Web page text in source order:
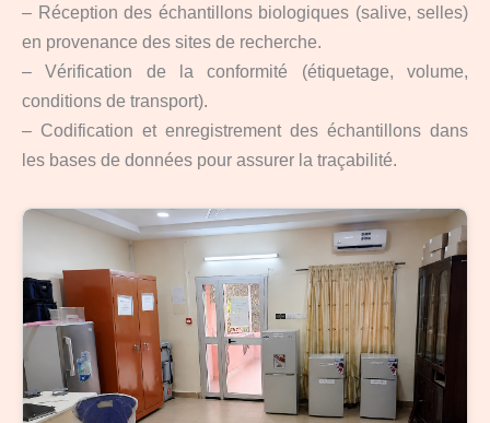
– Réception des échantillons biologiques (salive, selles)
en provenance des sites de recherche.
– Vérification de la conformité (étiquetage, volume,
conditions de transport).
– Codification et enregistrement des échantillons dans
les bases de données pour assurer la traçabilité.